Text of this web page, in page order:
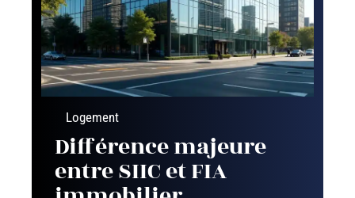
Logement
Différence majeure
entre SIIC et FIA